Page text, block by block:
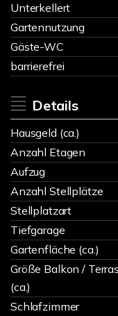
Unterkellert
Gartennutzung
Gäste-WC
barrierefrei
Details
Hausgeld (ca.)
Anzahl Etagen
Aufzug
Anzahl Stellplätze
Stellplatzart
Tiefgarage
Gartenfläche (ca.)
Größe Balkon /
(ca.)
Schlafzimmer